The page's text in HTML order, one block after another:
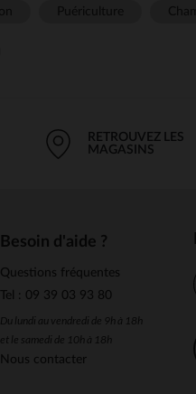
RETROUVEZ LES
MAGASINS
Besoin d'aide ?
Questions fréquentes
Tel : 09 39 03 93 80
Du lundi au vendredi de 9h à 18h
et le samedi de 10h à 18h
Nous contacter